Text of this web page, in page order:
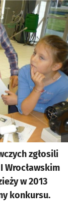
zgłosili
Wrocławskim
w 2013
konkursu.